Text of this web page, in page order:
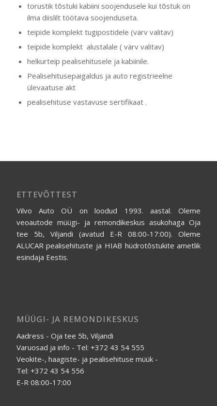
torustik tõstuki kabiini soojendusele kui tõstuk on
ilma diislilt töötava soojenduseta.
teipide komplekt tugipostidele (värv valitav)
teipide komplekt alustalale ( värv valitav)
helkurteip pealisehitusele ja kabiinile.
Pealisehitusepaigaldus ja auto registrieelne
ülevaatuse akt
pealisehituse vastavuse sertifikaat .
ETTEVÕTTEST
Vilvo Auto OÜ on loodud 1993. aastal. Oleme
veoautode müügi- ja remondikeskus asukohaga Oja
tee 5b, Viljandi (avatud E-R 08:00-17:00). Oleme
ALUCAR pealisehituste ja HIAB hüdrotõstukite ametlik
esindaja Eestis.
MÜÜGI- JA REMONDIKESKUS
Aadress - Oja tee 5b, Viljandi
Varuosad ja info - Tel: +372 43 54 555
Veokite-, haagiste- ja pealisehituse müük -
Tel: +372 43 54 556
E-R 08:00-17:00